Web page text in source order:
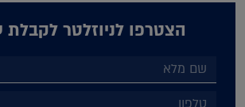
הצטרפו לניוזלטר לקבלת